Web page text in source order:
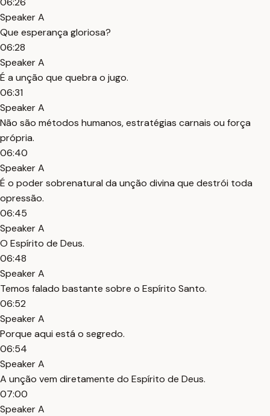
Speaker A
Que esperança gloriosa?
06:28
Speaker A
É a unção que quebra o jugo.
06:31
Speaker A
Não são métodos humanos, estratégias carnais ou força
própria.
06:40
Speaker A
É o poder sobrenatural da unção divina que destrói toda
opressão.
06:45
Speaker A
O Espírito de Deus.
06:48
Speaker A
Temos falado bastante sobre o Espírito Santo.
06:52
Speaker A
Porque aqui está o segredo.
06:54
Speaker A
A unção vem diretamente do Espírito de Deus.
07:00
Speaker A